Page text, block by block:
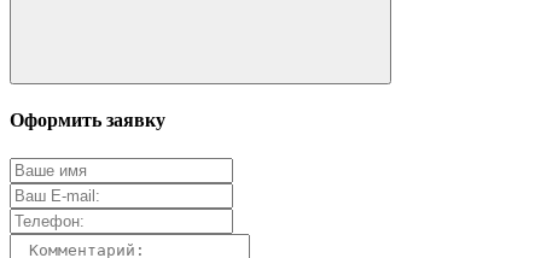
Оформить заявку